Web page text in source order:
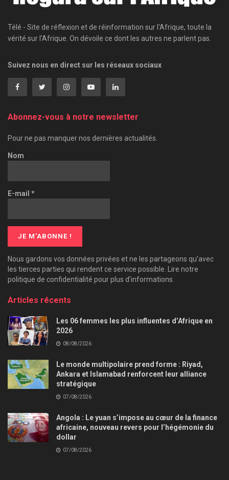
Télé - Site de réflexion et de réinformation sur l'Afrique, toute la
vérité sur l'Afrique. On dévoile ce dont les autres ne parlent pas.
Suivez nous en direct sur les réseaux sociaux
Abonnez-vous à notre newsletter
Pour ne pas manquer nos dernières actualités.
Nom
E-mail *
Nous gardons vos données privées et ne les partageons qu’avec
les tierces parties qui rendent ce service possible. Lire notre
politique de confidentialité pour plus d’informations.
Articles récents
Les 06 femmes les plus influentes d’Afrique en
2026
08/08/2026
Le monde multipolaire prend forme : Riyad,
Ankara et Islamabad renforcent leur alliance
stratégique
07/08/2026
Angola : Le yuan s’impose au cœur de la finance
africaine, nouveau revers pour l’hégémonie du
dollar
07/08/2026